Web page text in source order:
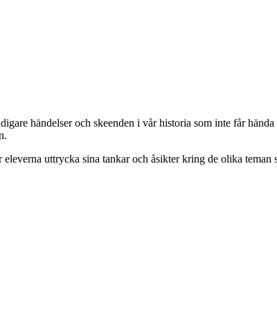
händelser och skeenden i vår historia som inte får
uttrycka sina tankar och åsikter kring de olika teman